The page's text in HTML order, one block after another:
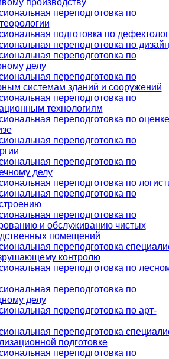
переподготовка по
подготовка по
переподготовка по
переподготовка по
делу
переподготовка по
системам зданий и сооружений
переподготовка по
технологиям
переподготовка по
переподготовка по
переподготовка по
делу
переподготовка по
переподготовка по
переподготовка по
и обслуживанию чистых
помещений
переподготовка
контролю
переподготовка по
переподготовка по
делу
переподготовка по арт-
переподготовка
подготовке
переподготовка по